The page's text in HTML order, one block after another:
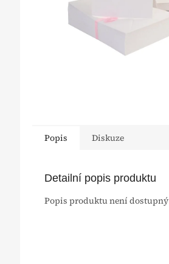
Popis Diskuze
Detailní popis produktu
Popis produktu není dostupný